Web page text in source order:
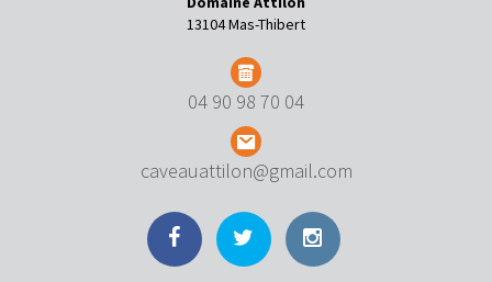
13104 Mas-Thibert
04 90 98 70 04
caveauattilon@gmail.com